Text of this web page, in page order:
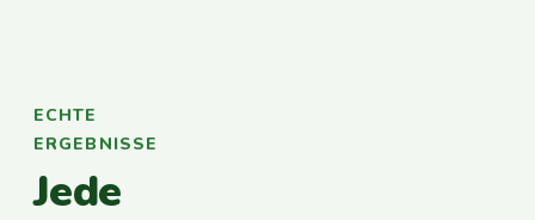
ECHTE
ERGEBNISSE
Jede